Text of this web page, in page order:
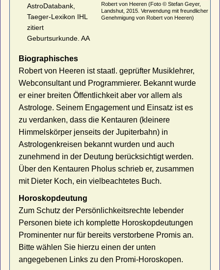
Robert von Heeren (Foto © Stefan Geyer,
Landshut, 2015. Verwendung mit freundlicher
Genehmigung von Robert von Heeren)
AstroDatabank,
Taeger-Lexikon IHL
zitiert
Geburtsurkunde. AA
Biographisches
Robert von Heeren ist staatl. geprüfter Musiklehrer,
Webconsultant und Programmierer. Bekannt wurde
er einer breiten Öffentlichkeit aber vor allem als
Astrologe. Seinem Engagement und Einsatz ist es
zu verdanken, dass die Kentauren (kleinere
Himmelskörper jenseits der Jupiterbahn) in
Astrologenkreisen bekannt wurden und auch
zunehmend in der Deutung berücksichtigt werden.
Über den Kentauren Pholus schrieb er, zusammen
mit Dieter Koch, ein vielbeachtetes Buch.
Horoskopdeutung
Zum Schutz der Persönlichkeitsrechte lebender
Personen biete ich komplette Horoskopdeutungen
Prominenter nur für bereits verstorbene Promis an.
Bitte wählen Sie hierzu einen der unten
angegebenen Links zu den Promi-Horoskopen.